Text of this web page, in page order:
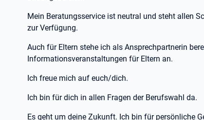
Mein Beratungsservice ist neutral und steht allen
zur Verfügung.
Auch für Eltern stehe ich als Ansprechpartnerin
Informationsveranstaltungen für Eltern an.
Ich freue mich auf euch/dich.
Ich bin für dich in allen Fragen der Berufswahl da.
Es geht um deine Zukunft. Ich bin für persönliche